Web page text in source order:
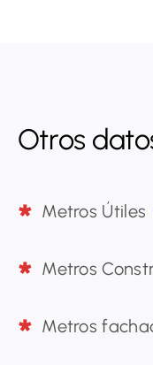
Otros
Metros Útiles
Metros
Metros